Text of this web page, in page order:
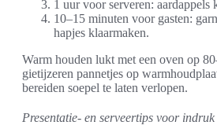
1 uur voor serveren: aardappels
10–15 minuten voor gasten:
hapjes klaarmaken.
Warm houden lukt met een oven op
gietijzeren pannetjes op
bereiden soepel te laten verlopen.
Presentatie- en serveertips voor